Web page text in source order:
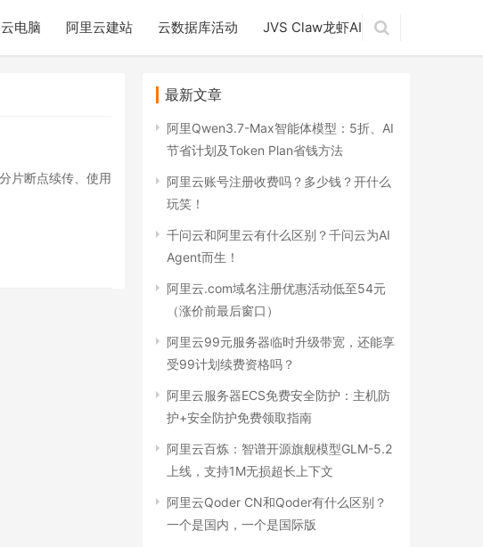
电脑 阿里云建站 云数据库活动 JVS Claw龙虾AI
片断点续传、使用
最新文章
阿里Qwen3.7-Max智能体模型：5折、AI
节省计划及Token Plan省钱方法
阿里云账号注册收费吗？多少钱？开什么
玩笑！
千问云和阿里云有什么区别？千问云为AI
Agent而生！
阿里云.com域名注册优惠活动低至54元
（涨价前最后窗口）
阿里云99元服务器临时升级带宽，还能享
受99计划续费资格吗？
阿里云服务器ECS免费安全防护：主机防
护+安全防护免费领取指南
阿里云百炼：智谱开源旗舰模型GLM-5.2
上线，支持1M无损超长上下文
阿里云Qoder CN和Qoder有什么区别？
一个是国内，一个是国际版